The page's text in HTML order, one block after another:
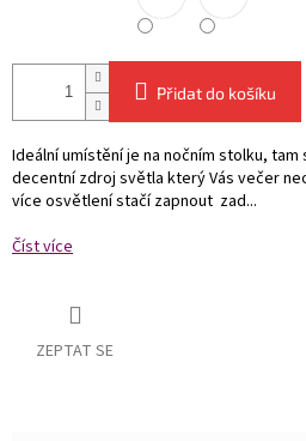
Přidat do košíku
Ideální umístění je na nočním stolku,
decentní zdroj světla který Vás večer
více osvětlení stačí zapnout zad...
Číst více
ZEPTAT SE